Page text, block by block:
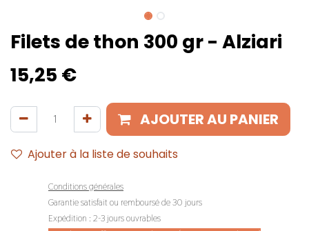
Filets de thon 300 gr - Alziari
15,25 €
AJOUTER AU PANIER
Ajouter à la liste de souhaits
Conditions générales
Garantie satisfait ou remboursé de 30 jours
Expédition : 2-3 jours ouvrables